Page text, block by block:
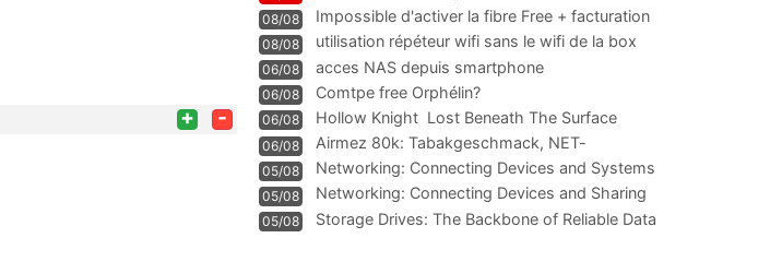
+ -
08/08
Impossible d'activer la fibre Free + facturation
résiliation
08/08 utilisation répéteur wifi sans le wifi de la box
06/08 acces NAS depuis smartphone
06/08 Comtpe free Orphélin?
06/08 Hollow Knight  Lost Beneath The Surface
06/08
Airmez 80k: Tabakgeschmack, NET-
Technologie und Leistung im
05/08 Networking: Connecting Devices and Systems
05/08
Networking: Connecting Devices and Sharing
Information
05/08
Storage Drives: The Backbone of Reliable Data